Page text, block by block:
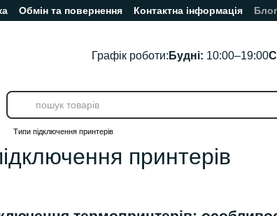
Обмін та повернення Контактна інформація Блог
Графік роботи: Будні: 10:00–19:00
Типи підключення принтерів
принтерів